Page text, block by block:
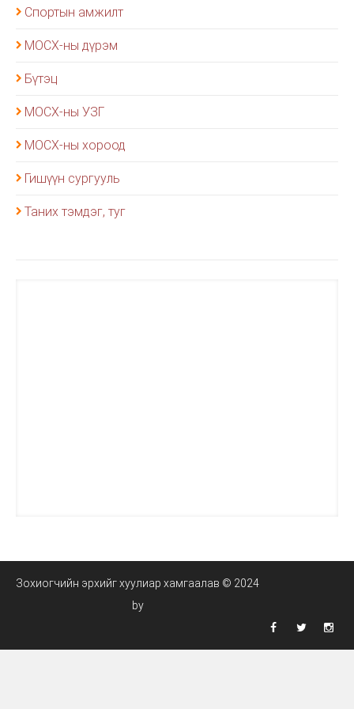
Спортын амжилт
МОСХ-ны дүрэм
Бүтэц
МОСХ-ны УЗГ
МОСХ-ны хороод
Гишүүн сургууль
Таних тэмдэг, туг
Зохиогчийн эрхийг хуулиар хамгаалав © 2024
by
  